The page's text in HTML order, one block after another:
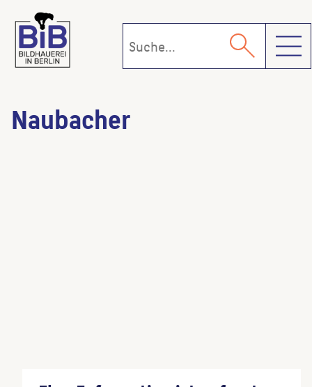
Naubacher